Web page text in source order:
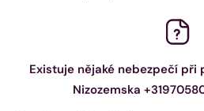
Existuje nějaké nebezpečí při
Nizozemska